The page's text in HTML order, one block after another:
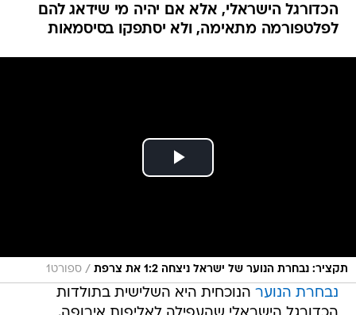
הכדורגל הישראלי, אלא אם יהיה מי שידאג להם
לפלטפורמה מתאימה, ולא יסתפקו בסיסמאות
תקציר: נבחרת הנוער של ישראל ניצחה 1:2 את צרפת / ספורט1
נבחרת הנוער הנוכחית היא השלישית בתולדות